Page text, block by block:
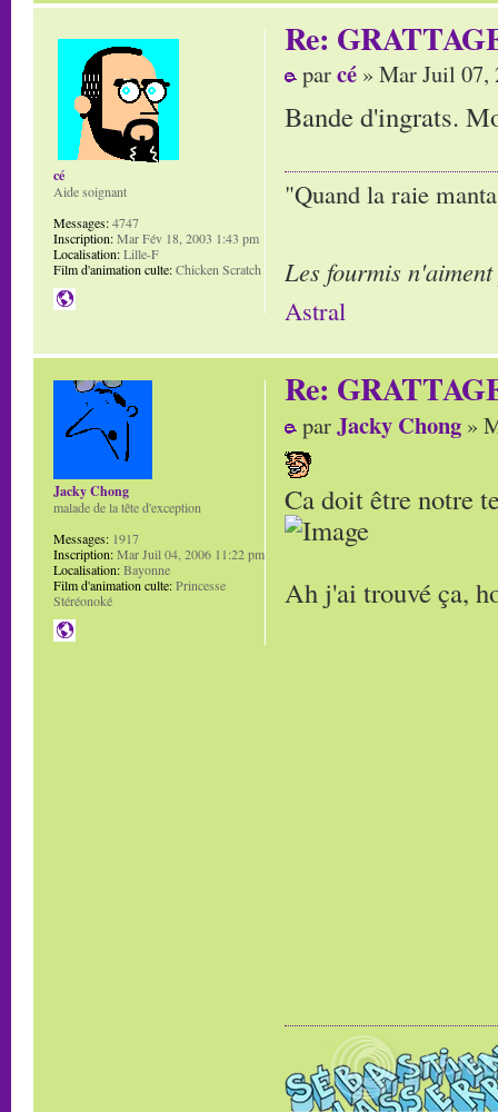
Re:
parcé » Mar Juil 07,
Bande d'ingrats.
"Quand la raie
Les fourmis
Astral
cé
Aide soignant
Messages:4747
Inscription:Mar Fév 18, 2003 1:43 pm
Localisation:Lille-F
Film d'animation culte:Chicken Scratch
Re:
parJacky Chong »
Ca doit être notre
Ah j'ai trouvé ça,
Jacky Chong
malade de la tête d'exception
Messages: 1917
Inscription:Mar Juil 04, 2006 11:22 pm
Localisation:Bayonne
Film d'animation culte:Princesse
Stéréonoké